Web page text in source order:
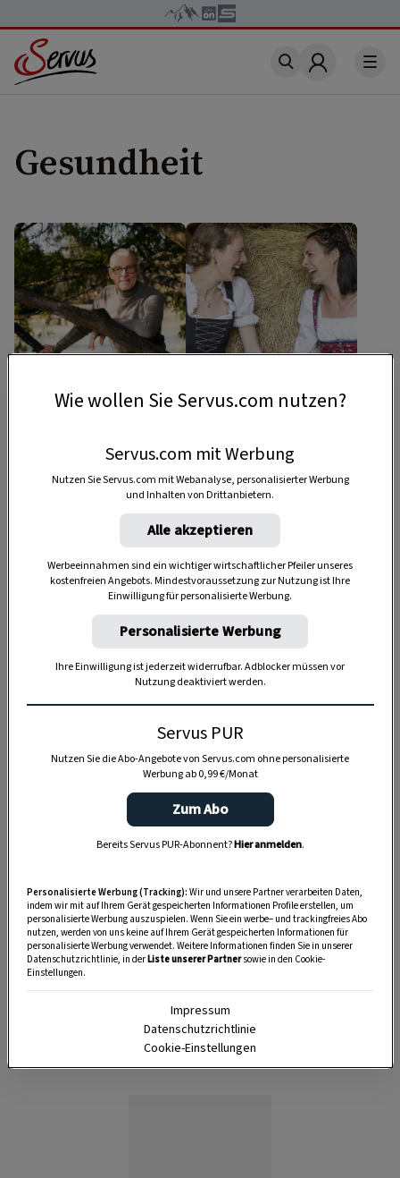
Account
Gesundheit
GESUNDHEIT
Gesundheit, Dr.
Bauhofer?
GESUNDHEIT
Atmen Sie richtig?
GESUNDHEIT
Alles klar beim
Haar? Praktische
Tipps für gesunde
Haare
GESUNDHEIT
Warum Wolle
besser wärmt als
GESUNDHEIT
Kneipp-Fußbad
gegen Viren
Wie wollen Sie Servus.com nutzen?
Servus.com mit Werbung
Nutzen Sie Servus.com mit Webanalyse, personalisierter Werbung
und Inhalten von Drittanbietern.
Alle akzeptieren
Werbeeinnahmen sind ein wichtiger wirtschaftlicher Pfeiler unseres
kostenfreien Angebots. Mindestvoraussetzung zur Nutzung ist Ihre
Einwilligung für personalisierte Werbung.
Personalisierte Werbung
Ihre Einwilligung ist jederzeit widerrufbar. Adblocker müssen vor
Nutzung deaktiviert werden.
Servus PUR
Nutzen Sie die Abo-Angebote von Servus.com ohne personalisierte
Werbung ab 0,99 €/Monat
Zum Abo
Bereits Servus PUR-Abonnent?Hier anmelden.
Personalisierte Werbung (Tracking): Wir und unsere Partner verarbeiten Daten,
indem wir mit auf Ihrem Gerät gespeicherten Informationen Profile erstellen, um
personalisierte Werbung auszuspielen. Wenn Sie ein werbe– und trackingfreies Abo
nutzen, werden von uns keine auf Ihrem Gerät gespeicherten Informationen für
personalisierte Werbung verwendet. Weitere Informationen finden Sie in unserer
Datenschutzrichtlinie, in derListe unserer Partnersowie in den Cookie-
Einstellungen.
Impressum
Datenschutzrichtlinie
Cookie-Einstellungen